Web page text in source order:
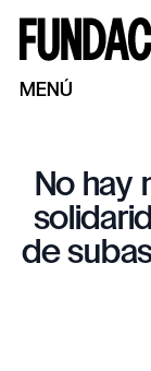
MENÚ
No hay
de